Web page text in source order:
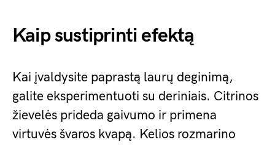
Kaip sustiprinti efektą
Kai įvaldysite paprastą laurų deginimą,
galite eksperimentuoti su deriniais. Citrinos
žievelės prideda gaivumo ir primena
virtuvės švaros kvapą. Kelios rozmarino